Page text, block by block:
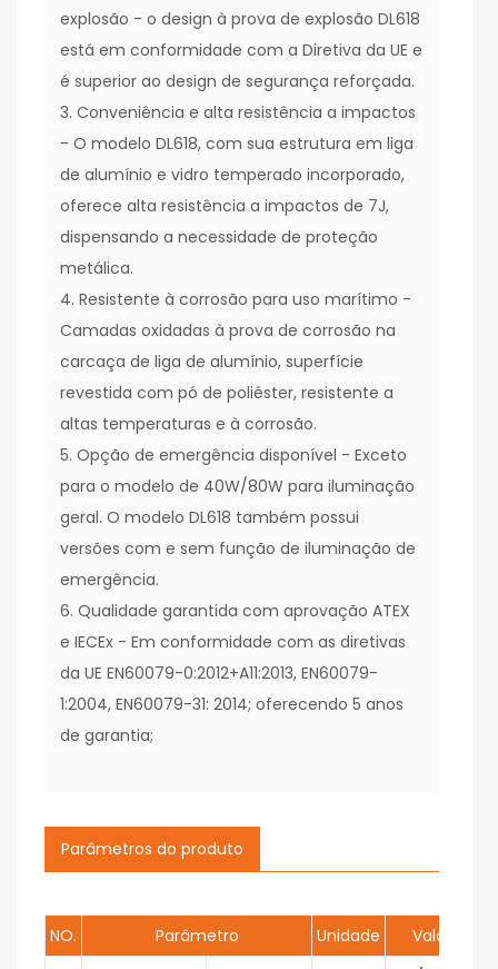
explosão - o design à prova de explosão DL618
está em conformidade com a Diretiva da UE e
é superior ao design de segurança reforçada.
3. Conveniência e alta resistência a impactos
- O modelo DL618, com sua estrutura em liga
de alumínio e vidro temperado incorporado,
oferece alta resistência a impactos de 7J,
dispensando a necessidade de proteção
metálica.
4. Resistente à corrosão para uso marítimo -
Camadas oxidadas à prova de corrosão na
carcaça de liga de alumínio, superfície
revestida com pó de poliéster, resistente a
altas temperaturas e à corrosão.
5. Opção de emergência disponível - Exceto
para o modelo de 40W/80W para iluminação
geral. O modelo DL618 também possui
versões com e sem função de iluminação de
emergência.
6. Qualidade garantida com aprovação ATEX
e IECEx - Em conformidade com as diretivas
da UE EN60079-0:2012+A11:2013, EN60079-
1:2004, EN60079-31: 2014; oferecendo 5 anos
de garantia;
Parâmetros do produto
NO. Parâmetro Unidade
Valor